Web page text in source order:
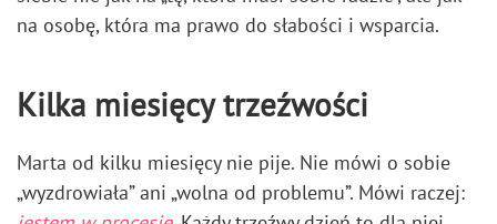
na osobę, która ma prawo do słabości i wsparcia.
Kilka miesięcy trzeźwości
Marta od kilku miesięcy nie pije. Nie mówi o sobie
„wyzdrowiała” ani „wolna od problemu”. Mówi raczej: